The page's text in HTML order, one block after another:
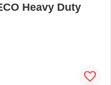
Heavy Duty